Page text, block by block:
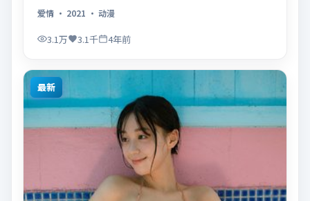
爱情 · 2021 · 动漫
3.1万 3.1千 4年前
最新